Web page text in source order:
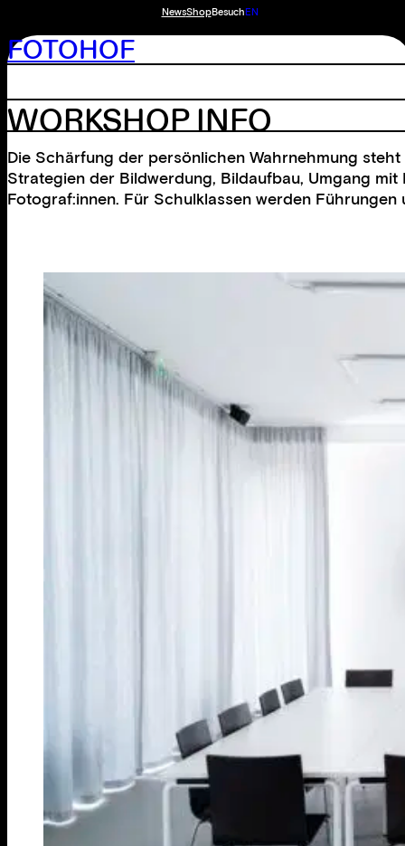
NewsShopBesuchEN
FOTOHOF
WORKSHOP INFO
Die Schärfung der persönlichen Wahrnehmung
Strategien der Bildwerdung, Bildaufbau, Umgang
Fotograf:innen. Für Schulklassen werden